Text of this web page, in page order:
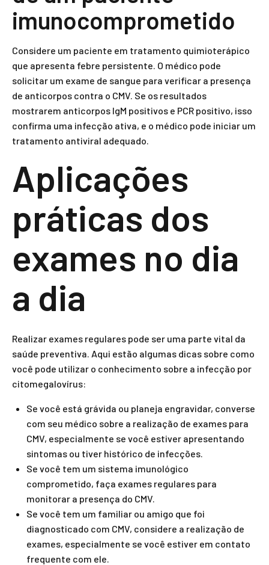
imunocomprometido
Considere um paciente em tratamento quimioterápico
que apresenta febre persistente. O médico pode
solicitar um exame de sangue para verificar a presença
de anticorpos contra o CMV. Se os resultados
mostrarem anticorpos IgM positivos e PCR positivo, isso
confirma uma infecção ativa, e o médico pode iniciar um
tratamento antiviral adequado.
Aplicações
práticas dos
exames no dia
a dia
Realizar exames regulares pode ser uma parte vital da
saúde preventiva. Aqui estão algumas dicas sobre como
você pode utilizar o conhecimento sobre a infecção por
citomegalovírus:
Se você está grávida ou planeja engravidar, converse
com seu médico sobre a realização de exames para
CMV, especialmente se você estiver apresentando
sintomas ou tiver histórico de infecções.
Se você tem um sistema imunológico
comprometido, faça exames regulares para
monitorar a presença do CMV.
Se você tem um familiar ou amigo que foi
diagnosticado com CMV, considere a realização de
exames, especialmente se você estiver em contato
frequente com ele.